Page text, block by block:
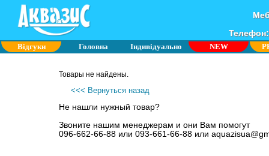
Телефон:
Відгуки Головна Індивідуально NEW
Товары не найдены.
<<< Вернуться назад
Не нашли нужный товар?
Звоните нашим менеджерам и они Вам помогут
096-662-66-88 или 093-661-66-88 или